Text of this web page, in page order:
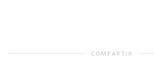
COMPARTIR